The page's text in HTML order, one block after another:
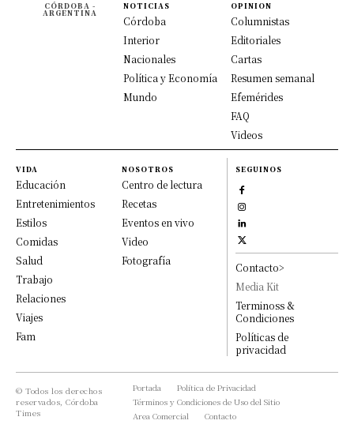
CÓRDOBA -
ARGENTINA
NOTICIAS
Córdoba
Interior
Nacionales
Política y Economía
Mundo
OPINION
Columnistas
Editoriales
Cartas
Resumen semanal
Efemérides
FAQ
Videos
VIDA
Educación
Entretenimientos
Estilos
Comidas
Salud
Trabajo
Relaciones
Viajes
Fam
NOSOTROS
Centro de lectura
Recetas
Eventos en vivo
Video
Fotografía
SEGUINOS
Contacto>
Media Kit
Terminoss &
Condiciones
Políticas de
privacidad
© Todos los derechos
reservados, Córdoba
Times
Portada
Política de Privacidad
Términos y Condiciones de Uso del Sitio
Area Comercial
Contacto